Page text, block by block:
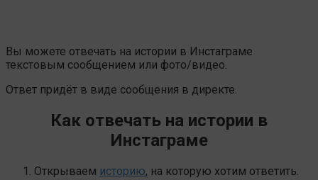
Вы можете отвечать на истории в Инстаграме
текстовым сообщением или фото/видео.
Ответ придёт в виде сообщения в директе.
Как отвечать на истории в
Инстаграме
Открываем историю, на которую хотим ответить.